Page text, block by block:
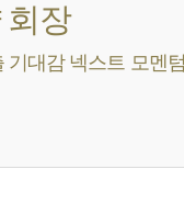
회장
대감 넥스트 모멘